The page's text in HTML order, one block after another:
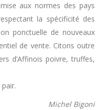
aux normes des pays
la spécificité des
ponctuelle de nouveaux
de vente. Citons outre
d’Affinois poivre, truffes,
Michel Bigoni